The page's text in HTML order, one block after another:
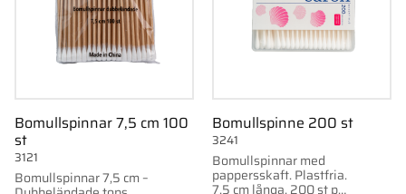
Bomullspinnar 7,5 cm 100
st
Bomullspinnar 7,5 cm –
3121
Bomullspinne 200 st
Bomullspinnar med
pappersskaft. Plastfria.
7,5 cm långa. 200 st per
3241